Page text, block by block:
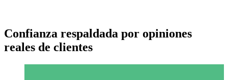
Confianza respaldada por opiniones
reales de clientes